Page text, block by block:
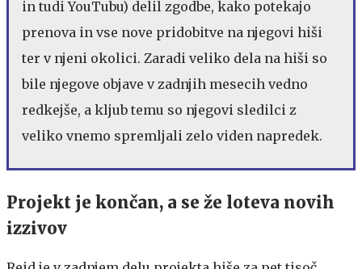
in tudi YouTubu) delil zgodbe, kako potekajo
prenova in vse nove pridobitve na njegovi hiši
ter v njeni okolici. Zaradi veliko dela na hiši so
bile njegove objave v zadnjih mesecih vedno
redkejše, a kljub temu so njegovi sledilci z
veliko vnemo spremljali zelo viden napredek.
Projekt je končan, a se že loteva novih
izzivov